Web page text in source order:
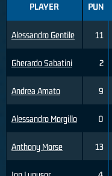
PLAYER
Alessandro Gentile
Gherardo Sabatini
Andrea Amato
Alessandro Morgillo
Anthony Morse
PUN
11
2
9
0
13